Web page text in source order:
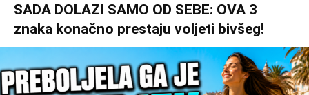
SADA DOLAZI SAMO OD SEBE: OVA 3
znaka konačno prestaju voljeti bivšeg!